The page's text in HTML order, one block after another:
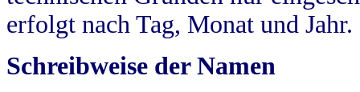
erfolgt nach Tag, Monat und Jahr.
Schreibweise der Namen